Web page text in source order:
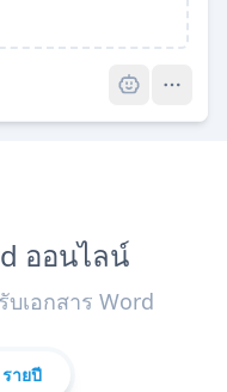
ออนไลน์
เอกสาร Word
รายปี